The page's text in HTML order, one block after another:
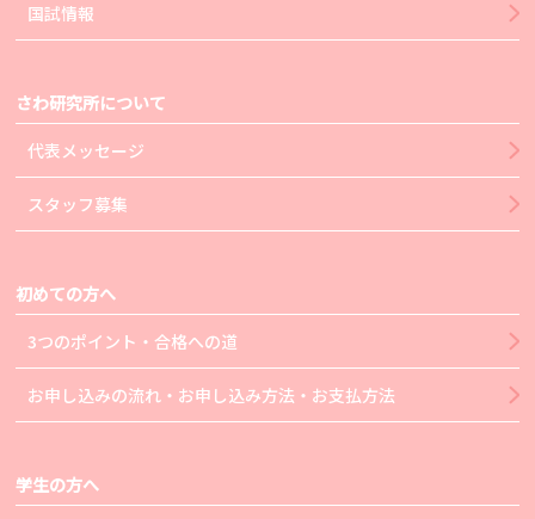
国試情報
さわ研究所について
代表メッセージ
スタッフ募集
初めての方へ
3つのポイント・合格への道
お申し込みの流れ・お申し込み方法・お支払方法
学生の方へ